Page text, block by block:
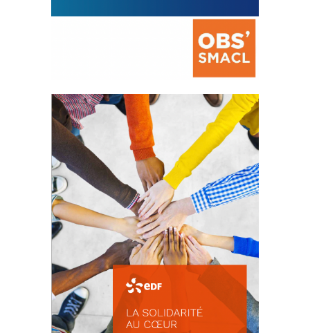
La prévention des conflits
d’intérêts
18 septembre 2023
FEUILLETER